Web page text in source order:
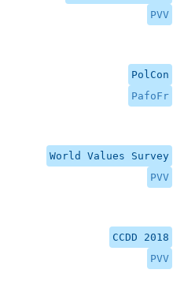
PVV
PolCon
PafoFr
World Values Survey
PVV
CCDD 2018
PVV